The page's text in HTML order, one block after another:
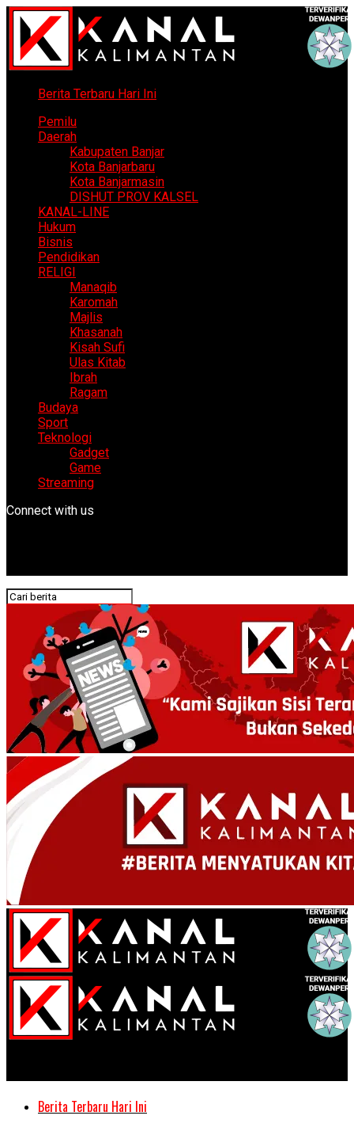
Berita Terbaru Hari Ini
Pemilu
Daerah
Kabupaten Banjar
Kota Banjarbaru
Kota Banjarmasin
DISHUT PROV KALSEL
KANAL-LINE
Hukum
Bisnis
Pendidikan
RELIGI
Manaqib
Karomah
Majlis
Khasanah
Kisah Sufi
Ulas Kitab
Ibrah
Ragam
Budaya
Sport
Teknologi
Gadget
Game
Streaming
Connect with us
Berita Terbaru Hari Ini